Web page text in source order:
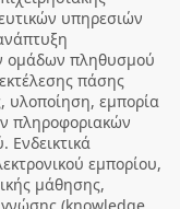
υπηρεσιών
ομάδων πληθυσμού
πάσης
υλοποίηση, εμπορία
πληροφοριακών
εμπορίου,
μάθησης,